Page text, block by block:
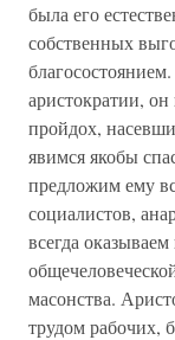
была его
собственных
аристократии,
пройдох,
явимся якобы
предложим ему
социалистов,
всегда
масонства.
трудом рабочих,